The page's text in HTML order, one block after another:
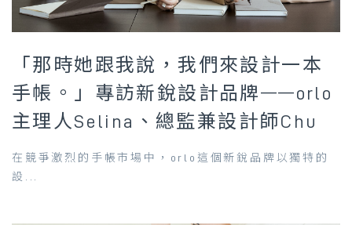
「那時她跟我說，我們來設計一本
手帳。」專訪新銳設計品牌——orlo
主理人Selina、總監兼設計師Chu
在競爭激烈的手帳市場中，orlo這個新銳品牌以獨特的
設...